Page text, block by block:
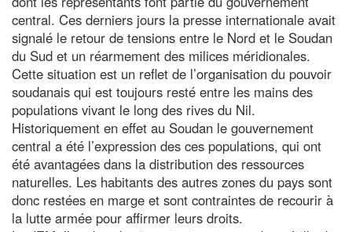
central. Ces derniers jours la presse internationale avait
signalé le retour de tensions entre le Nord et le Soudan
du Sud et un réarmement des milices méridionales.
Cette situation est un reflet de l’organisation du pouvoir
soudanais qui est toujours resté entre les mains des
populations vivant le long des rives du Nil.
Historiquement en effet au Soudan le gouvernement
central a été l’expression des ces populations, qui ont
été avantagées dans la distribution des ressources
naturelles. Les habitants des autres zones du pays sont
donc restées en marge et sont contraintes de recourir à
la lutte armée pour affirmer leurs droits.